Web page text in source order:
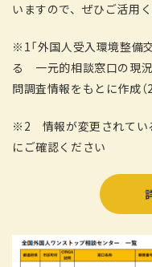
いますので、ぜひご活用く
※1「外国人受入環境整備
る 一元的相談窓口の現況
問調査情報をもとに作成（
※2 情報が変更されてい
にご確認ください